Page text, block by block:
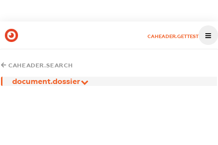
CAHEADER.GETTEST
CAHEADER.SEARCH
document.dossier